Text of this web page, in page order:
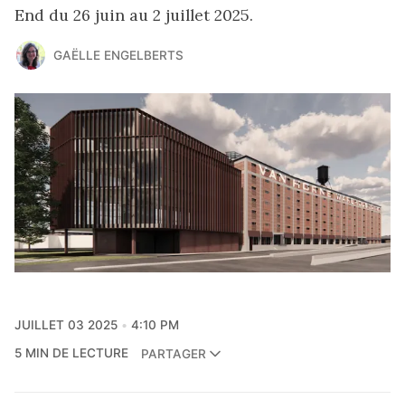
End du 26 juin au 2 juillet 2025.
GAËLLE ENGELBERTS
JUILLET 03 2025
4:10 PM
5 MIN DE LECTURE
PARTAGER